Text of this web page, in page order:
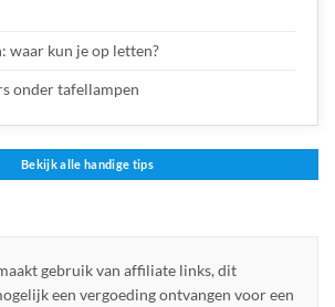
waar kun je op letten?
onder tafellampen
Bekijk alle handige tips
gebruik van affiliate links, dit
een vergoeding ontvangen voor een